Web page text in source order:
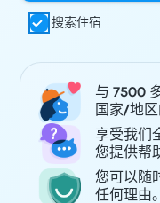
搜索住宿
与 7500
国家/地
享受我们
您提供帮
您可以随
任何理由。